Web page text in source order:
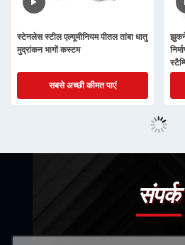
स्टेनलेस स्टील एल्यूमीनियम पीतल तांबा धातु
मुद्रांकन भागों कस्टम
सबसे अच्छी कीमत पाएं
झुकने
संपर्क